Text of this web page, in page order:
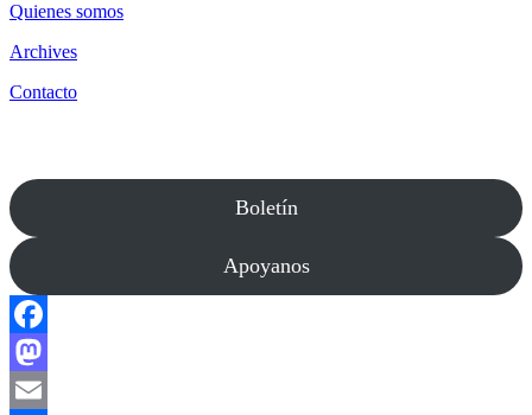
Quienes somos
Archives
Contacto
Boletín
Apoyanos
Facebook
Mastodon